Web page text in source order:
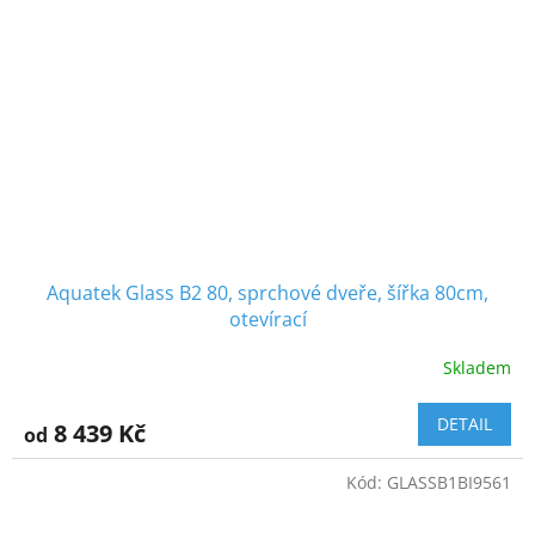
Aquatek Glass B2 80, sprchové dveře, šířka 80cm,
otevírací
Skladem
od 8 439 Kč DETAIL
Kód: GLASSB1BI9561